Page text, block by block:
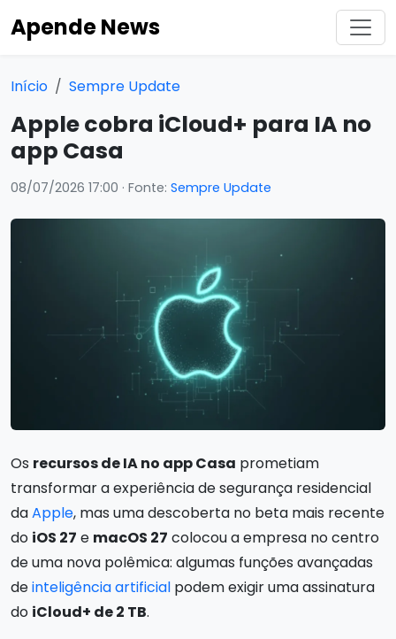
Apende News
Início Sempre Update
Apple cobra iCloud+ para IA no
app Casa
08/07/2026 17:00 · Fonte: Sempre Update
Os recursos de IA no app Casa prometiam
transformar a experiência de segurança residencial
daApple, mas uma descoberta no beta mais recente
do iOS 27 e macOS 27 colocou a empresa no centro
de uma nova polêmica: algumas funções avançadas
deinteligência artificial podem exigir uma assinatura
do iCloud+ de 2 TB.